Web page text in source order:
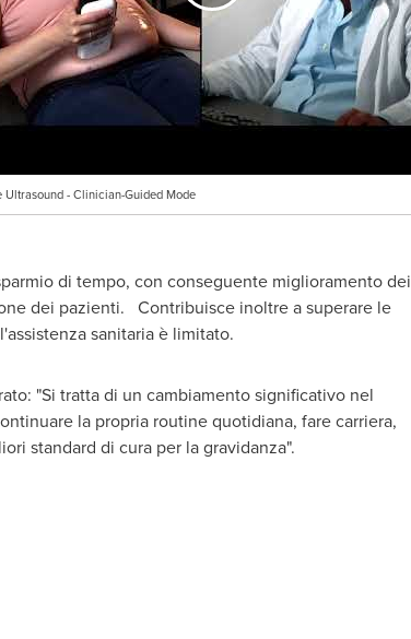
Ultrasound - Clinician-Guided Mode
di tempo, con conseguente miglioramento dei
dei pazienti. Contribuisce inoltre a superare le
sanitaria è limitato.
"Si tratta di un cambiamento significativo nel
la propria routine quotidiana, fare carriera,
standard di cura per la gravidanza".